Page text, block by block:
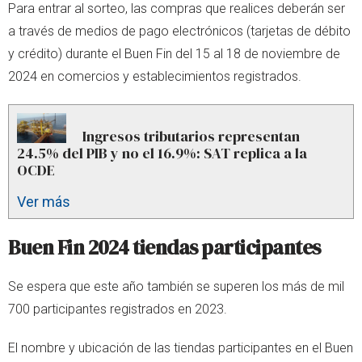
Para entrar al sorteo, las compras que realices deberán ser
a través de medios de pago electrónicos (tarjetas de débito
y crédito) durante el Buen Fin del 15 al 18 de noviembre de
2024 en comercios y establecimientos registrados.
Ingresos tributarios representan
24.5% del PIB y no el 16.9%: SAT replica a la
OCDE
Ver más
Buen Fin 2024 tiendas participantes
Se espera que este año también se superen los más de mil
700 participantes registrados en 2023.
El nombre y ubicación de las tiendas participantes en el Buen